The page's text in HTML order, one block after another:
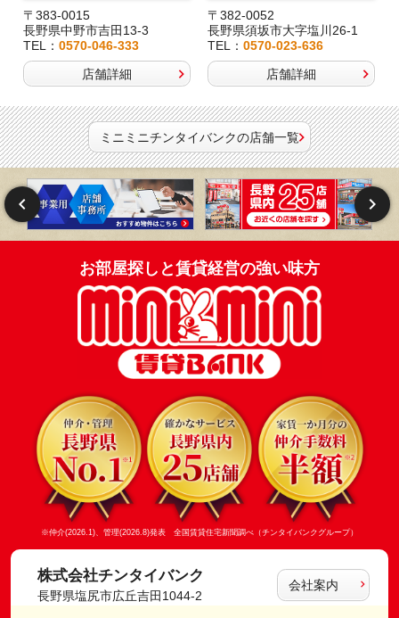
〒383-0015
長野県中野市吉田13-3
TEL： 0570-046-333
店舗詳細
〒382-0052
長野県須坂市大字塩川26-1
TEL：0570-023-636
店舗詳細
ミニミニチンタイバンクの店舗一覧
お部屋探しと賃貸経営の強い味方
※仲介(2026.1)、管理(2026.8)発表 全国賃貸住宅新聞調べ（チンタイバンクグループ）
株式会社チンタイバンク
長野県塩尻市広丘吉田1044-2
会社案内